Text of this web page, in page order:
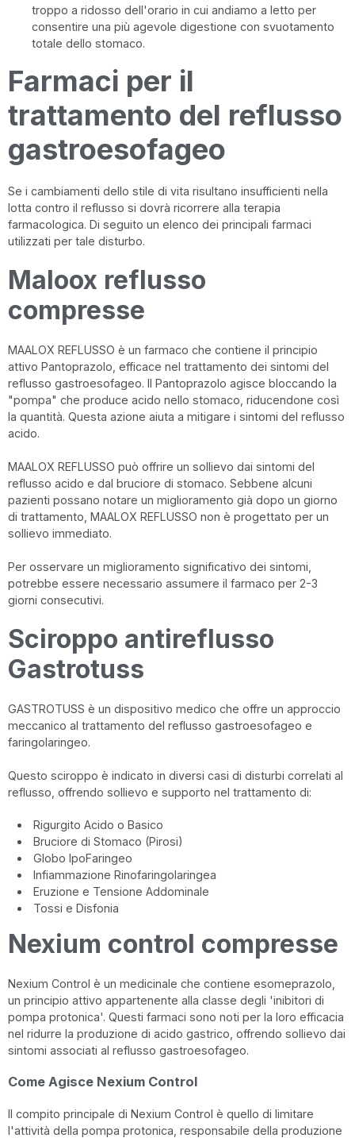
troppo a ridosso dell'orario in cui andiamo a letto per
consentire una più agevole digestione con svuotamento
totale dello stomaco.
Farmaci per il
trattamento del reflusso
gastroesofageo
Se i cambiamenti dello stile di vita risultano insufficienti nella
lotta contro il reflusso si dovrà ricorrere alla terapia
farmacologica. Di seguito un elenco dei principali farmaci
utilizzati per tale disturbo.
Maloox reflusso
compresse
MAALOX REFLUSSO è un farmaco che contiene il principio
attivo Pantoprazolo, efficace nel trattamento dei sintomi del
reflusso gastroesofageo. Il Pantoprazolo agisce bloccando la
"pompa" che produce acido nello stomaco, riducendone così
la quantità. Questa azione aiuta a mitigare i sintomi del reflusso
acido.
MAALOX REFLUSSO può offrire un sollievo dai sintomi del
reflusso acido e dal bruciore di stomaco. Sebbene alcuni
pazienti possano notare un miglioramento già dopo un giorno
di trattamento, MAALOX REFLUSSO non è progettato per un
sollievo immediato.
Per osservare un miglioramento significativo dei sintomi,
potrebbe essere necessario assumere il farmaco per 2-3
giorni consecutivi.
Sciroppo antireflusso
Gastrotuss
GASTROTUSS è un dispositivo medico che offre un approccio
meccanico al trattamento del reflusso gastroesofageo e
faringolaringeo.
Questo sciroppo è indicato in diversi casi di disturbi correlati al
reflusso, offrendo sollievo e supporto nel trattamento di:
Rigurgito Acido o Basico
Bruciore di Stomaco (Pirosi)
Globo IpoFaringeo
Infiammazione Rinofaringolaringea
Eruzione e Tensione Addominale
Tossi e Disfonia
Nexium control compresse
Nexium Control è un medicinale che contiene esomeprazolo,
un principio attivo appartenente alla classe degli 'inibitori di
pompa protonica'. Questi farmaci sono noti per la loro efficacia
nel ridurre la produzione di acido gastrico, offrendo sollievo dai
sintomi associati al reflusso gastroesofageo.
Come Agisce Nexium Control
Il compito principale di Nexium Control è quello di limitare
l'attività della pompa protonica, responsabile della produzione